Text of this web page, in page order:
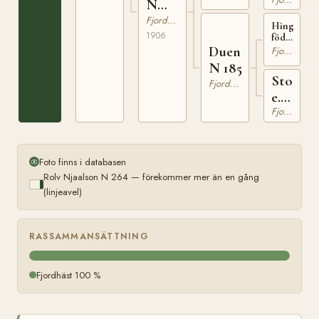
N
649Fjordhäst
1906
Duen
N 185
Fjordhäst
Hingst
född
i
Indviken,
Olden
Fjordhäst
Sto
e.
Fjordhäst
Foto finns i databasen
Rolv Njaalson N 264 — förekommer mer än en gång
(linjeavel)
RASSAMMANSÄTTNING
Fjordhäst 100 %